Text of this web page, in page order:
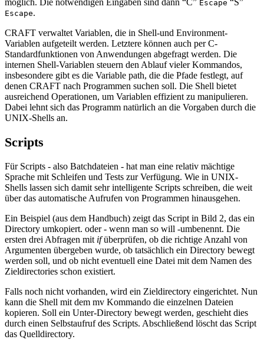
möglich. Die notwendigen Eingaben sind dann “C” Escape “S”
Escape.
CRAFT verwaltet Variablen, die in Shell-und Environment-
Variablen aufgeteilt werden. Letztere können auch per C-
Standardfunktionen von Anwendungen abgefragt werden. Die
internen Shell-Variablen steuern den Ablauf vieler Kommandos,
insbesondere gibt es die Variable path, die die Pfade festlegt, auf
denen CRAFT nach Programmen suchen soll. Die Shell bietet
ausreichend Operationen, um Variablen effizient zu manipulieren.
Dabei lehnt sich das Programm natürlich an die Vorgaben durch die
UNIX-Shells an.
Scripts
Für Scripts - also Batchdateien - hat man eine relativ mächtige
Sprache mit Schleifen und Tests zur Verfügung. Wie in UNIX-
Shells lassen sich damit sehr intelligente Scripts schreiben, die weit
über das automatische Aufrufen von Programmen hinausgehen.
Ein Beispiel (aus dem Handbuch) zeigt das Script in Bild 2, das ein
Directory umkopiert. oder - wenn man so will -umbenennt. Die
ersten drei Abfragen mit ifüberprüfen, ob die richtige Anzahl von
Argumenten übergeben wurde, ob tatsächlich ein Directory bewegt
werden soll, und ob nicht eventuell eine Datei mit dem Namen des
Zieldirectories schon existiert.
Falls noch nicht vorhanden, wird ein Zieldirectory eingerichtet. Nun
kann die Shell mit dem mv Kommando die einzelnen Dateien
kopieren. Soll ein Unter-Directory bewegt werden, geschieht dies
durch einen Selbstaufruf des Scripts. Abschließend löscht das Script
das Quelldirectory.